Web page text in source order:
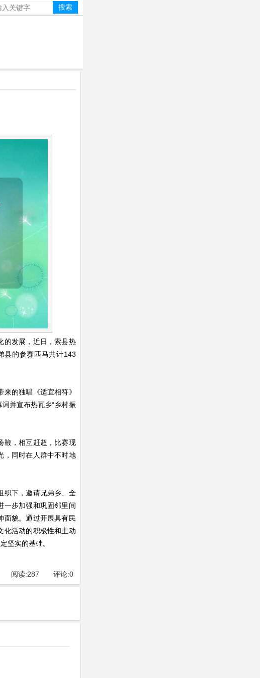
的发展，近日，索县热
县的参赛匹马共计143
的独唱《适宜相符》
并宣布热瓦乡“乡村振
鞭，相互赶超，比赛现
，同时在人群中不时地
织下，邀请兄弟乡、全
一步加强和巩固邻里间
面貌。通过开展具有民
化活动的积极性和主动
坚实的基础。
阅读:287 评论:0